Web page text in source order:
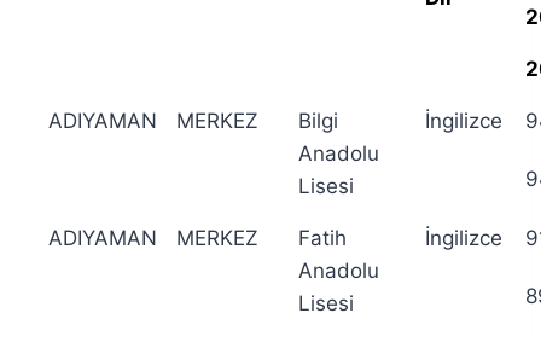
ADIYAMAN MERKEZ
Bilgi
Anadolu
Lisesi
İngilizce
ADIYAMAN MERKEZ
Fatih
Anadolu
Lisesi
İngilizce